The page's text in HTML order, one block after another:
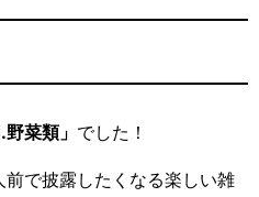
野菜類」 でした！
で披露したくなる楽しい雑